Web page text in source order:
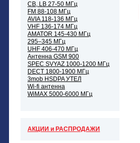
CB, LB 27-50 МГц
FM 88-108 МГц
AVIA 118-136 МГц
VHF 136-174 МГц
AMATOR 145-430 МГц
295–345 МГц
UHF 406-470 МГц
Антенна GSM 900
SPEC SVYAZ 1000-1200 МГц
DECT 1800-1900 МГц
3mob HSDPA УТЕЛ
Wi-fi антенна
WiMAX 5000-6000 МГц
АКЦИИ и РАСПРОДАЖИ